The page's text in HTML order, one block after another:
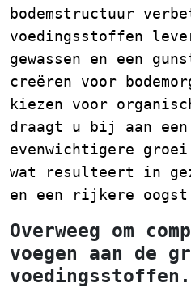
bodemstructuur
voedingsstoffen
gewassen en een
creëren voor
kiezen voor
draagt u bij aan een
evenwichtigere
wat resulteert in
en een rijkere
Overweeg om
voegen aan de
voedingsstoffen.